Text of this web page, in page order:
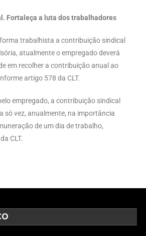
Fortaleça a luta dos trabalhadores
trabalhista a contribuição sindical
atualmente o empregado deverá
em recolher a contribuição anual ao
artigo 578 da CLT.
empregado, a contribuição sindical
só vez, anualmente, na importância
de um dia de trabalho,
CLT.